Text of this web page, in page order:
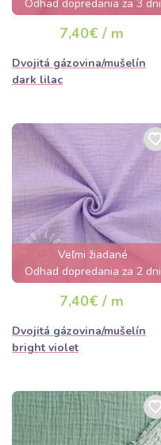
Odhad dopredania za 3 dni
7,40€ / m
Dvojitá gázovina/mušelín
dark lilac
Veľmi žiadané
Odhad dopredania za 2 dni
7,40€ / m
Dvojitá gázovina/mušelín
bright violet